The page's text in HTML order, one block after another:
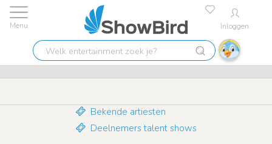
Inloggen
Welk
entertainment
zoek
Laagste prijs garantie 9.7
Tribute acts
Bekende artiesten
Deelnemers talent shows